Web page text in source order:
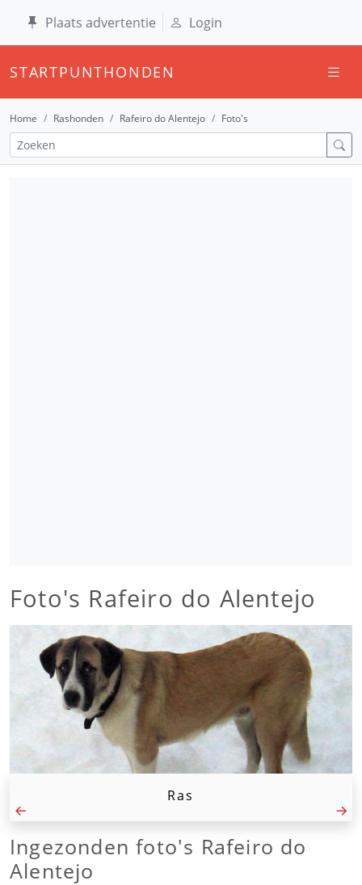
Plaats advertentie Login
STARTPUNTHONDEN
Home Rashonden Rafeiro do Alentejo Foto's
Foto's Rafeiro do Alentejo
Ras
Ingezonden foto's Rafeiro do
Alentejo